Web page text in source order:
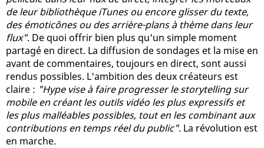
de leur bibliothèque iTunes ou encore glisser du texte,
des émoticônes ou des arrière-plans à thème dans leur
flux". De quoi offrir bien plus qu'un simple moment
partagé en direct. La diffusion de sondages et la mise en
avant de commentaires, toujours en direct, sont aussi
rendus possibles. L'ambition des deux créateurs est
claire : "Hype vise à faire progresser le storytelling sur
mobile en créant les outils vidéo les plus expressifs et
les plus malléables possibles, tout en les combinant aux
contributions en temps réel du public". La révolution est
en marche.